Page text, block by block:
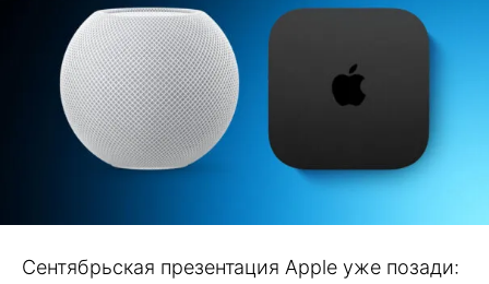
Сентябрьская презентация Apple уже позади: